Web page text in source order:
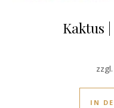
Kaktus |
zzgl.
IN